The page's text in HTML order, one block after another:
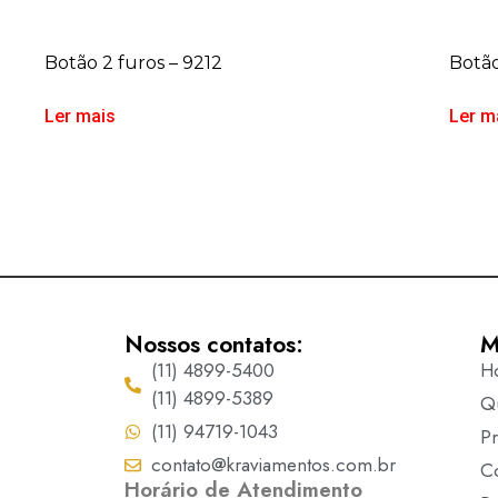
Botão 2 furos – 9212
Ler mais Ler
Nossos contatos:
(11) 4899-5400
(11) 4899-5389
(11) 94719-1043
contato@kraviamentos.com.br
Horário de Atendimento